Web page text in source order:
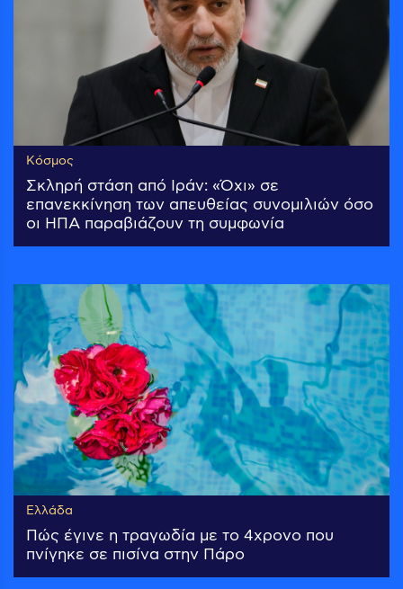
Κόσμος
Σκληρή στάση από Ιράν: «Όχι» σε
επανεκκίνηση των απευθείας συνομιλιών όσο
οι ΗΠΑ παραβιάζουν τη συμφωνία
Ελλάδα
Πώς έγινε η τραγωδία με το 4χρονο που
πνίγηκε σε πισίνα στην Πάρο